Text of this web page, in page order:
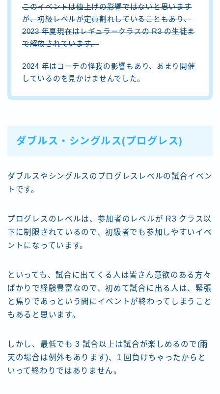
このイベントは値上げの影響ではないと思います
が、初級レベルが定員割れしていることもあり、
2023 年夏現在はレギュラークラスの R3 の生徒ま
で解放されています。
2024 年はコーチの怪我の影響もあり、あまり開催
しているのを見かけませんでした。
ダブルス・シングルス(プログレス)
ダブルスやシングルスのプログレスレベルの試合イベン
トです。
プログレスのレベルは、参加者のレベルが R3 クラス以
下に制限されているので、初級者でも参加しやすいイベ
ントになっています。
といっても、試合に出てくる人は皆さん意欲のある方々
ばかりで経験豊富なので、初めて試合に出る人は、緊張
と焦りであっという間にイベントが終わってしまうこと
もあると思います。
しかし、最低でも 3 試合以上は試合が楽しめるので(雨
天の場合は例外もあります)、1 回負けちゃったからと
いって終わりではありません。